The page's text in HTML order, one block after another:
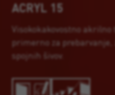
ACRYL 15
Visokokakovostno akrilno
primerno za prebarvanje,
spojnih šivov.